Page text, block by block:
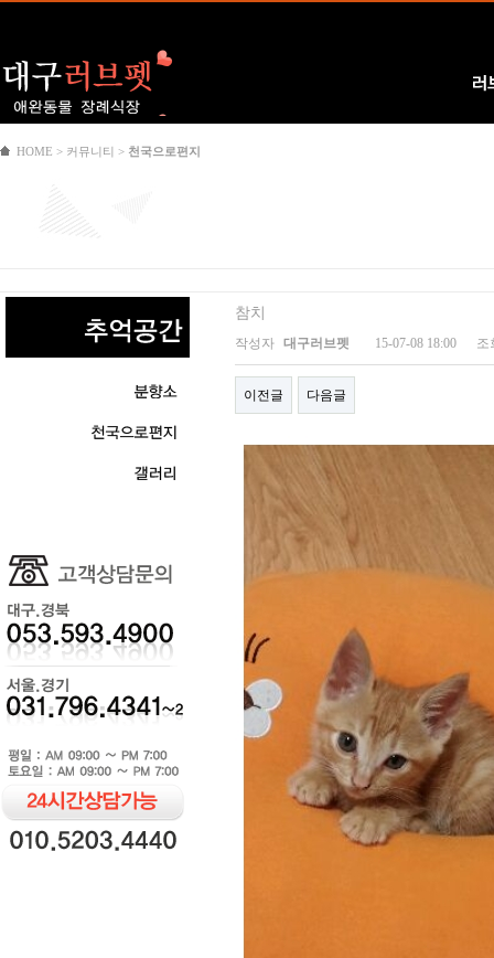
Logo
러
HOME > 커뮤니티 > 천국으로편지
참치
작성자 대구러브펫 15-07-08 18:00 조
이전글 다음글